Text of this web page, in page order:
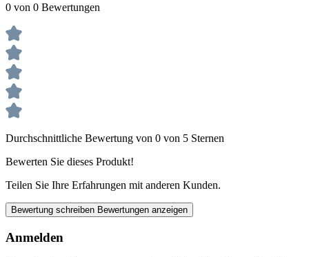
0 von 0 Bewertungen
Durchschnittliche Bewertung von 0 von 5 Sternen
Bewerten Sie dieses Produkt!
Teilen Sie Ihre Erfahrungen mit anderen Kunden.
Bewertung schreiben Bewertungen anzeigen
Anmelden